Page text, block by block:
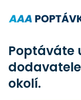
Poptáváte
okolí.